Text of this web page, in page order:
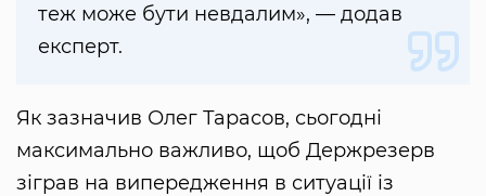
теж може бути невдалим», — додав
експерт.
Як зазначив Олег Тарасов, сьогодні
максимально важливо, щоб Держрезерв
зіграв на випередження в ситуації із